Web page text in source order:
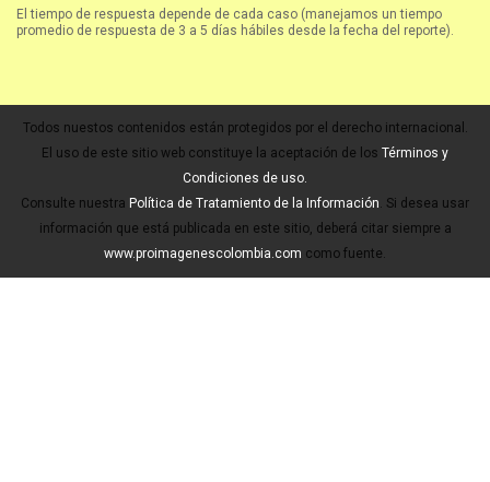
El tiempo de respuesta depende de cada caso (manejamos un tiempo
promedio de respuesta de 3 a 5 días hábiles desde la fecha del reporte).
Todos nuestos contenidos están protegidos por el derecho internacional.
El uso de este sitio web constituye la aceptación de los Términos y
Condiciones de uso.
Consulte nuestra Política de Tratamiento de la Información. Si desea usar
información que está publicada en este sitio, deberá citar siempre a
www.proimagenescolombia.com como fuente.